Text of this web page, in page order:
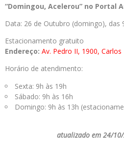
“Domingou, Acelerou” no Portal
Data: 26 de Outubro (domingo), das
Estacionamento gratuito
Endereço: Av. Pedro II, 1900,
Horário de atendimento:
Sexta: 9h às 19h
Sábado: 9h às 16h
Domingo: 9h às 13h
atualizado em 24/